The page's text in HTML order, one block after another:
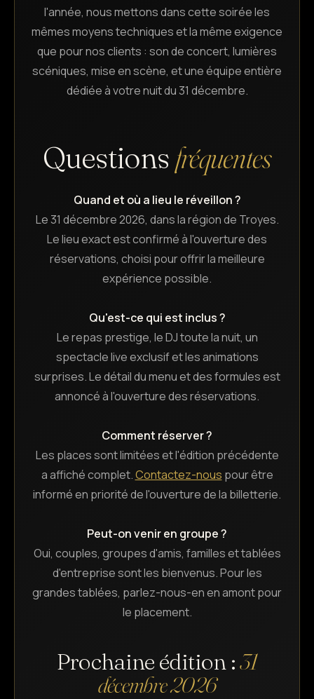
l'année, nous mettons dans cette soirée les
mêmes moyens techniques et la même exigence
que pour nos clients : son de concert, lumières
scéniques, mise en scène, et une équipe entière
dédiée à votre nuit du 31 décembre.
Questionsfréquentes
Quand et où a lieu le réveillon ?
Le 31 décembre 2026, dans la région de Troyes.
Le lieu exact est confirmé à l'ouverture des
réservations, choisi pour offrir la meilleure
expérience possible.
Qu'est-ce qui est inclus ?
Le repas prestige, le DJ toute la nuit, un
spectacle live exclusif et les animations
surprises. Le détail du menu et des formules est
annoncé à l'ouverture des réservations.
Comment réserver ?
Les places sont limitées et l'édition précédente
a affiché complet.Contactez-nous pour être
informé en priorité de l'ouverture de la billetterie.
Peut-on venir en groupe ?
Oui, couples, groupes d'amis, familles et tablées
d'entreprise sont les bienvenus. Pour les
grandes tablées, parlez-nous-en en amont pour
le placement.
Prochaine édition :31
décembre 2026